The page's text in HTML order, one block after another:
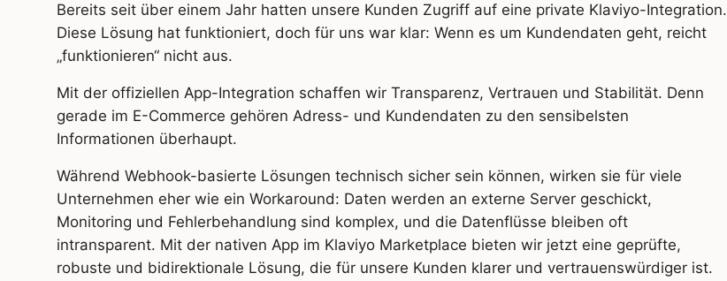
Bereits seit über einem Jahr hatten unsere Kunden Zugriff auf eine private Klaviyo-Integration.
Diese Lösung hat funktioniert, doch für uns war klar: Wenn es um Kundendaten geht, reicht
„funktionieren“ nicht aus.
Mit der offiziellen App-Integration schaffen wir Transparenz, Vertrauen und Stabilität. Denn
gerade im E-Commerce gehören Adress- und Kundendaten zu den sensibelsten
Informationen überhaupt.
Während Webhook-basierte Lösungen technisch sicher sein können, wirken sie für viele
Unternehmen eher wie ein Workaround: Daten werden an externe Server geschickt,
Monitoring und Fehlerbehandlung sind komplex, und die Datenflüsse bleiben oft
intransparent. Mit der nativen App im Klaviyo Marketplace bieten wir jetzt eine geprüfte,
robuste und bidirektionale Lösung, die für unsere Kunden klarer und vertrauenswürdiger ist.